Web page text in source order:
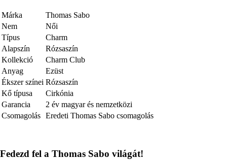
Márka
Thomas Sabo
Nem
Női
Típus
Charm
Alapszín
Rózsaszín
Kollekció
Charm Club
Anyag
Ezüst
Ékszer színei Rózsaszín
Kő típusa
Cirkónia
Garancia
2 év magyar és nemzetközi
Csomagolás Eredeti Thomas Sabo csomagolás
Fedezd fel a Thomas Sabo világát!